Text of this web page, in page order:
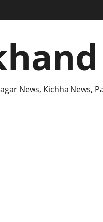
News, Kichha News,